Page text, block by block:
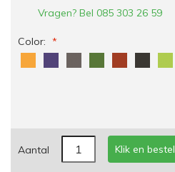
Vragen? Bel 085 303 26 59
Color:
Aantal Klik en bestel